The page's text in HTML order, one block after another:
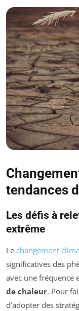
tendances
Les défis à
extrême
Le changement
significatives des
avec une fréquence
de chaleur. Pour
d’adopter des